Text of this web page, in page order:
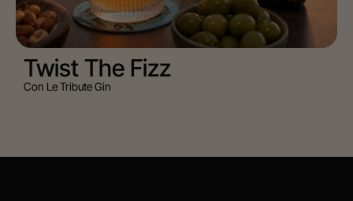
Twist The Fizz
Con Le Tribute Gin